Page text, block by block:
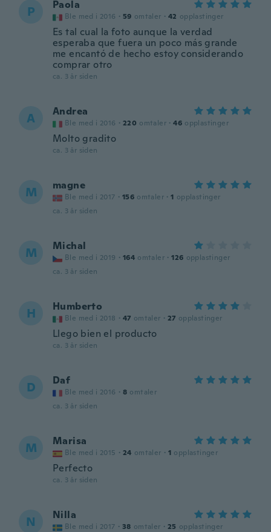
P Paola
Ble med i 2016 · 59 omtaler · 42 opplastinger
Es tal cual la foto aunque la verdad
esperaba que fuera un poco más grande
me encantó de hecho estoy considerando
comprar otro
ca. 3 år siden
A Andrea
Ble med i 2016 · 220 omtaler · 46 opplastinger
Molto gradito
ca. 3 år siden
M magne
Ble med i 2017 · 156 omtaler · 1 opplastinger
ca. 3 år siden
M Michal
Ble med i 2019 · 164 omtaler · 126 opplastinger
ca. 3 år siden
H Humberto
Ble med i 2018 · 47 omtaler · 27 opplastinger
Llego bien el producto
ca. 3 år siden
D Daf
Ble med i 2016 · 8 omtaler
ca. 3 år siden
M Marisa
Ble med i 2015 · 24 omtaler · 1 opplastinger
Perfecto
ca. 3 år siden
N Nilla
Ble med i 2017 · 38 omtaler · 25 opplastinger